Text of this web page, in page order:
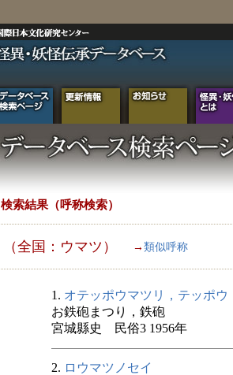
検索結果（呼称検索）
（全国：ウマツ） → 類似呼称
1. オテッポウマツリ，テッポウ
お鉄砲まつり，鉄砲
宮城縣史 民俗3 1956年
2. ロウマツノセイ